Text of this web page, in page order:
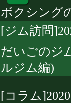
ボクシング
[ジム訪問
だいごのジ
ルジム編)
[コラム